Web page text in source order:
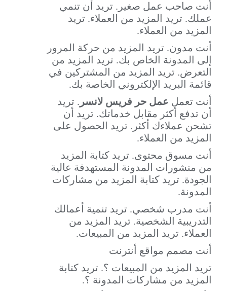
أنت صاحب عمل صغير. تريد أن تنمي
عملك. تريد المزيد من العملاء. تريد
المزيد من العملاء.
أنت مدون. تريد المزيد من حركة المرور
إلى المدونة الخاص بك. تريد المزيد من
التعرض. تريد المزيد من المشتركين في
قائمة البريد الإلكتروني الخاصة بك.
أنت تعمل عمل حر فريس لانسر . تريد
أن تدفع أكثر مقابل خدماتك. تريد أن
تشحن عملاءك أكثر. تريد الحصول على
المزيد من العملاء.
أنت مسوق محتوى. تريد كتابة المزيد
من منشورات المدونة المستهدفة عالية
الجودة. تريد كتابة المزيد من مشاركات
المدونة.
أنت مدرب شخصي. تريد تنمية أعمالك
التدريبية الشخصية. تريد المزيد من
العملاء. تريد المزيد من المبيعات.
أنت مصمم مواقع أنترنت
تريد المزيد من المبيعات ؟. تريد كتابة
المزيد من مشاركات المدونة ؟.